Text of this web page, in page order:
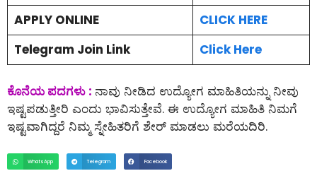
APPLY ONLINE
CLICK HERE
Telegram Join Link
Click Here
ಕೊನೆಯ ಪದಗಳು : ನಾವು ನೀಡಿದ ಉದ್ಯೋಗ ಮಾಹಿತಿಯನ್ನು ನೀವು
ಇಷ್ಟಪಡುತ್ತೀರಿ ಎಂದು ಭಾವಿಸುತ್ತೇವೆ. ಈ ಉದ್ಯೋಗ ಮಾಹಿತಿ ನಿಮಗೆ
ಇಷ್ಟವಾಗಿದ್ದರೆ ನಿಮ್ಮ ಸ್ನೇಹಿತರಿಗೆ ಶೇರ್ ಮಾಡಲು ಮರೆಯದಿರಿ.
WhatsApp Telegram Facebook